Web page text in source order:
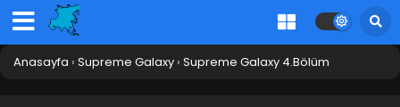
Anasayfa › Supreme Galaxy › Supreme Galaxy 4.Bölüm